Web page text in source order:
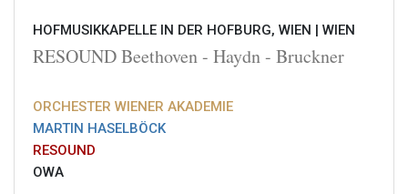
HOFMUSIKKAPELLE IN DER HOFBURG, WIEN | WIEN
RESOUND Beethoven - Haydn - Bruckner
ORCHESTER WIENER AKADEMIE
MARTIN HASELBÖCK
RESOUND
OWA